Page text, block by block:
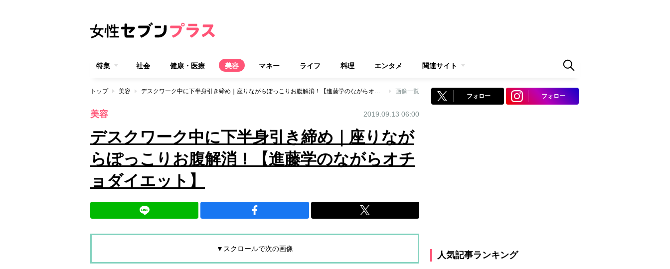
特集 社会 健康・医療 美容 マネー ライフ 料理 エンタメ 関連サイト
トップ 美容 デスクワーク中に下半身引き締め｜座りながらぽっこりお腹解消！【進藤学のながらオチョダイエット】 画像一覧
美容 2019.09.13 06:00
デスクワーク中に下半身引き締め｜座りなが
らぽっこりお腹解消！【進藤学のながらオチ
ョダイエット】
▼スクロールで次の画像
フォロー フォロー
人気記事ランキング